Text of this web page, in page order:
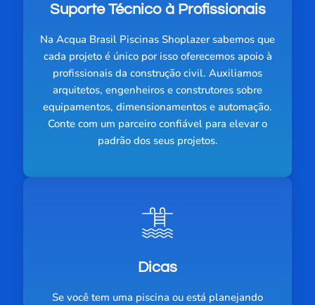
Suporte Técnico à Profissionais
Na Acqua Brasil Piscinas Shoplazer sabemos que
cada projeto é único por isso oferecemos apoio à
profissionais da construção civil. Auxiliamos
arquitetos, engenheiros e construtores sobre
equipamentos, dimensionamentos e automação.
Conte com um parceiro confiável para elevar o
padrão dos seus projetos.
Dicas
Se você tem uma piscina ou está planejando